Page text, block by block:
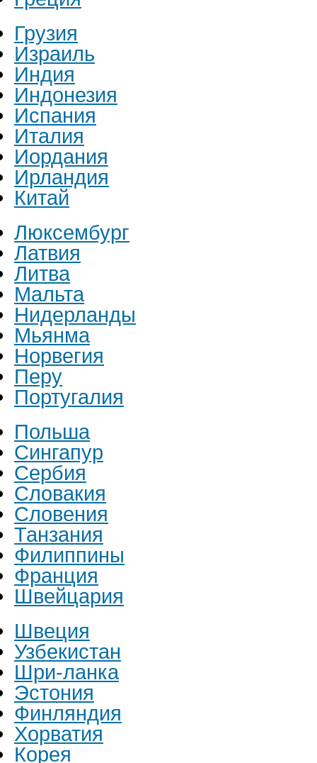
Грузия
Израиль
Индия
Индонезия
Испания
Италия
Иордания
Ирландия
Китай
Люксембург
Латвия
Литва
Мальта
Нидерланды
Мьянма
Норвегия
Перу
Португалия
Польша
Сингапур
Сербия
Словакия
Словения
Танзания
Филиппины
Франция
Швейцария
Швеция
Узбекистан
Шри-ланка
Эстония
Финляндия
Хорватия
Корея